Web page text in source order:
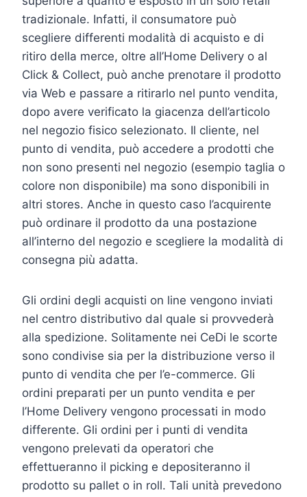
tradizionale. Infatti, il consumatore può
scegliere differenti modalità di acquisto e di
ritiro della merce, oltre all’Home Delivery o al
Click & Collect, può anche prenotare il prodotto
via Web e passare a ritirarlo nel punto vendita,
dopo avere verificato la giacenza dell’articolo
nel negozio fisico selezionato. Il cliente, nel
punto di vendita, può accedere a prodotti che
non sono presenti nel negozio (esempio taglia o
colore non disponibile) ma sono disponibili in
altri stores. Anche in questo caso l’acquirente
può ordinare il prodotto da una postazione
all’interno del negozio e scegliere la modalità di
consegna più adatta.
Gli ordini degli acquisti on line vengono inviati
nel centro distributivo dal quale si provvederà
alla spedizione. Solitamente nei CeDi le scorte
sono condivise sia per la distribuzione verso il
punto di vendita che per l’e-commerce. Gli
ordini preparati per un punto vendita e per
l’Home Delivery vengono processati in modo
differente. Gli ordini per i punti di vendita
vengono prelevati da operatori che
effettueranno il picking e depositeranno il
prodotto su pallet o in roll. Tali unità prevedono